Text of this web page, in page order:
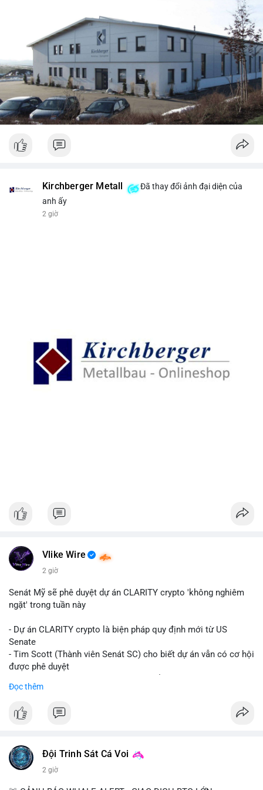
Kirchberger Metall
Đã thay đổi ảnh đại diện của
anh ấy
2 giờ
Vlike Wire
2 giờ
Senát Mỹ sẽ phê duyệt dự án CLARITY crypto 'không nghiêm
ngặt' trong tuần này
- Dự án CLARITY crypto là biện pháp quy định mới từ US
Senate
- Tim Scott (Thành viên Senát SC) cho biết dự án vẫn có cơ hội
được phê duyệt
trình
#vlikevn #titanbot
Đọc thêm
Đội Trinh Sát Cá Voi
2 giờ